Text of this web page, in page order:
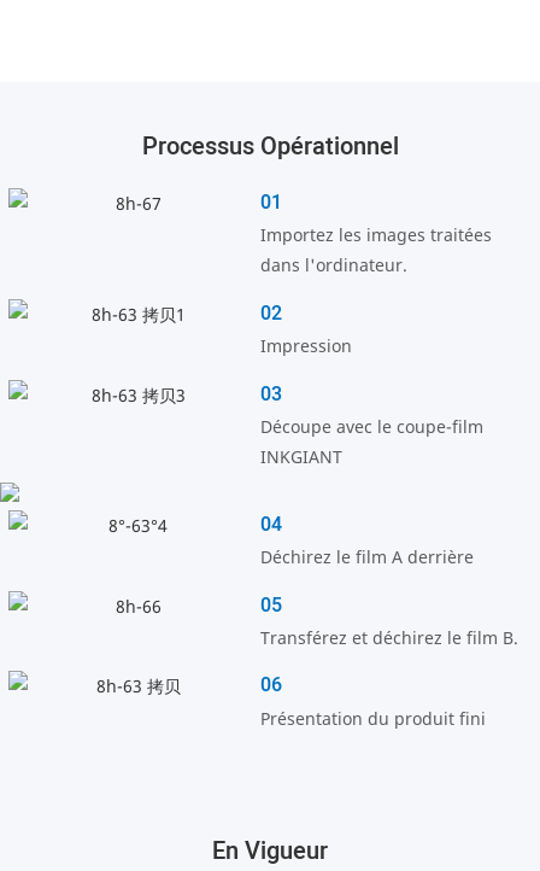
Processus Opérationnel
01
Importez les images traitées
dans l'ordinateur.
02
Impression
03
Découpe avec le coupe-film
INKGIANT
04
Déchirez le film A derrière
05
Transférez et déchirez le film B.
06
Présentation du produit fini
En Vigueur